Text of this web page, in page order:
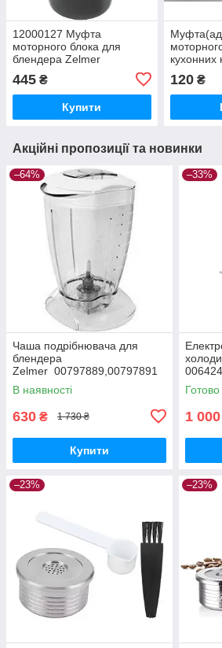
12000127 Муфта
моторного блока для
блендера Zelmer
445 ₴
Купити
кухонних
120₴
Акційні пропозиції та новинки
–64%
Чаша подрібнювача для
блендера
Zelmer 00797889,00797891
(381.0400
C0Z000038104000044)
В наявності
630 ₴ 1 730 ₴
Купити
–33%
1 000
–23% –23%